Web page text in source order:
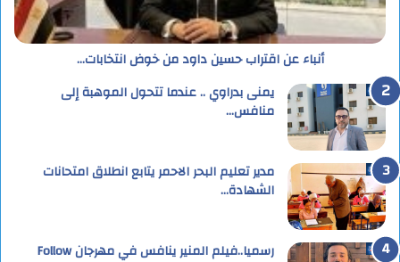
أنباء عن اقتراب حسين داود من خوض انتخابات…
يمنى بدراوي .. عندما تتحول الموهبة إلى
منافس…
مدير تعليم البحر الاحمر يتابع انطلاق امتحانات
الشهادة…
رسميا..فيلم المنير ينافس في مهرجان Follow